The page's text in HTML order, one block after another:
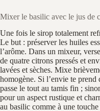
Mixer le basilic avec le jus de
Une fois le sirop totalement
Le but : préserver les huiles
l’arôme. Dans un mixeur,
de quatre citrons pressés et
lavées et sèches. Mixe
homogène. Si l’envie te prend
passe le tout au tamis fin ;
pour un aspect rustique et
au basilic comme à une